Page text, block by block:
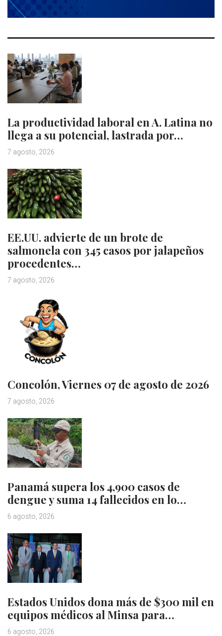
La productividad laboral en A. Latina no
llega a su potencial, lastrada por…
7 agosto, 2026
EE.UU. advierte de un brote de
salmonela con 345 casos por jalapeños
procedentes…
7 agosto, 2026
Concolón, Viernes 07 de agosto de 2026
7 agosto, 2026
Panamá supera los 4,900 casos de
dengue y suma 14 fallecidos en lo…
6 agosto, 2026
Estados Unidos dona más de $300 mil en
equipos médicos al Minsa para…
6 agosto, 2026